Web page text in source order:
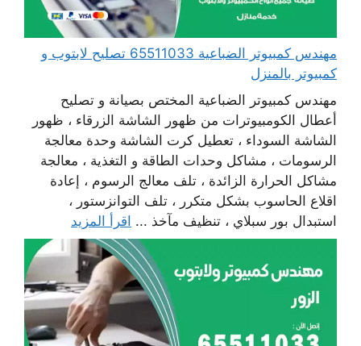
مهندس كمبيوتر الضباعية 65511033 تصليح لابتوب و
كمبيوتر بالمنزل
مهندس كمبيوتر الضباعية المختص بصيانة و تصليح
أعطال الكومبيوترات من ظهور الشاشة الزرقاء ، ظهور
الشاشة السوداء ، تعطيل كرت الشاشة وحدة معالجة
الرسومات ، مشاكل وحدات الطاقة و التغذية ، معالجة
مشاكل الحرارة الزائدة ، تلف معالج الرسوم ، إعادة
اقلاع الحاسوب بشكل متكرر ، تلف التوانزستور ،
استبدال بور سبلاي ، تنظيف مآخذ ... اقرأ المزيد